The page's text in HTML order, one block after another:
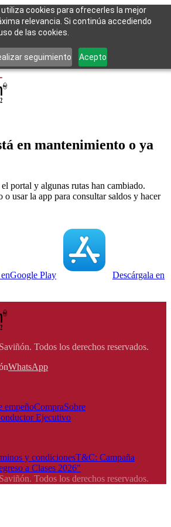
cookies para ofrecerles la mejor
relevancia. Si continúa accediendo
de las cookies.
seguimiento Acepto
empeñoCompraContacto
sesión
en mantenimiento o ya
portal y algunas rutas han cambiado.
o usar la app para consultar saldos y hacer
Google Play
Descárgala en
Todos los derechos reservados.
WhatsApp
empeñoCompraSobre
Ejecutivo
y condicionesT&C: Campaña
a Clases 2026"
Todos los derechos reservados.